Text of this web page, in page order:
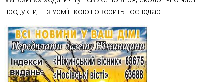
продукти, – з усмішкою говорить господар.